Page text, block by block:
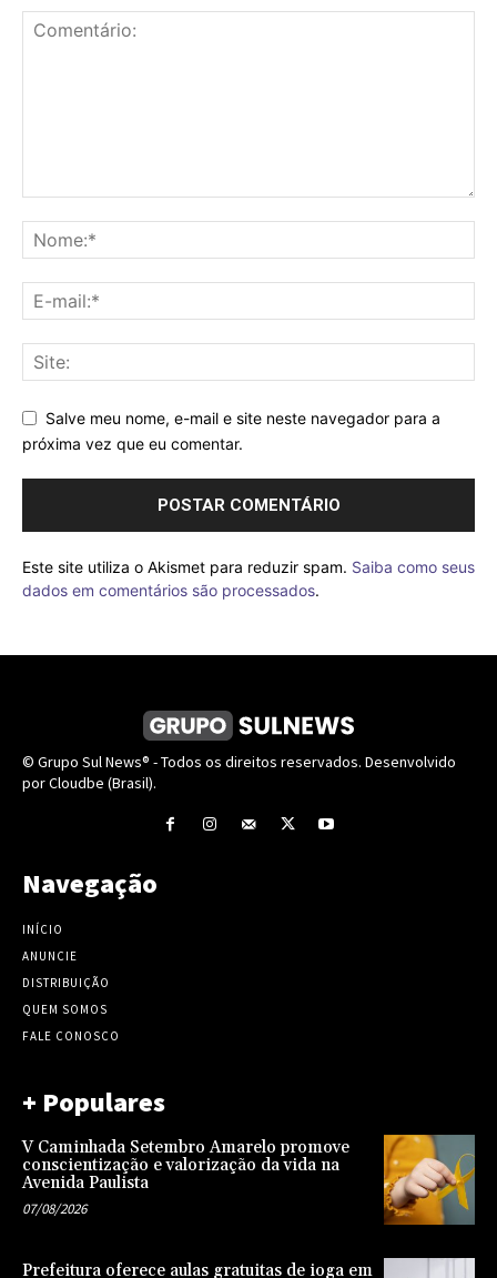
Salve meu nome, e-mail e site neste navegador para a
próxima vez que eu comentar.
Este site utiliza o Akismet para reduzir spam. Saiba como seus
dados em comentários são processados.
© Grupo Sul News® - Todos os direitos reservados. Desenvolvido
por Cloudbe (Brasil).
Navegação
INÍCIO
ANUNCIE
DISTRIBUIÇÃO
QUEM SOMOS
FALE CONOSCO
+ Populares
V Caminhada Setembro Amarelo promove
conscientização e valorização da vida na
Avenida Paulista
07/08/2026
Prefeitura oferece aulas gratuitas de ioga em